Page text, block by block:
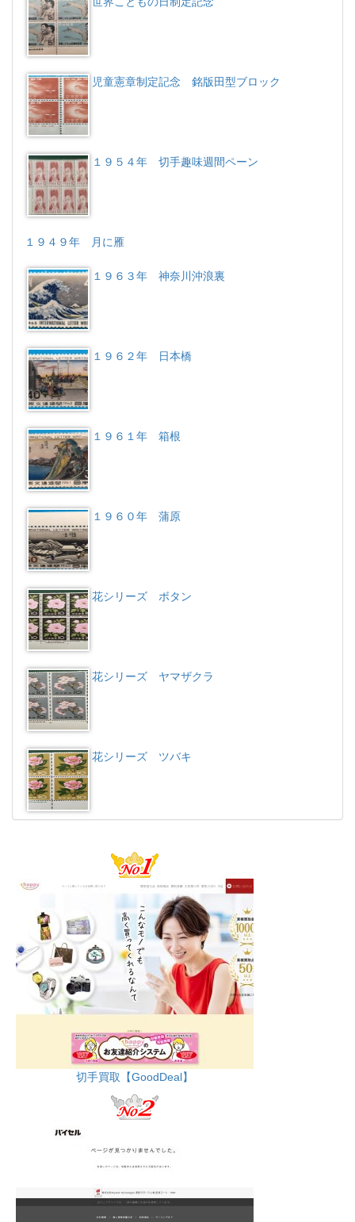
児童憲章制定記念 銘版田型ブロック
１９５４年 切手趣味週間ペーン
１９４９年 月に雁
１９６３年 神奈川沖浪裏
１９６２年 日本橋
１９６１年 箱根
１９６０年 蒲原
花シリーズ ボタン
花シリーズ ヤマザクラ
花シリーズ ツバキ
切手買取【GoodDeal】